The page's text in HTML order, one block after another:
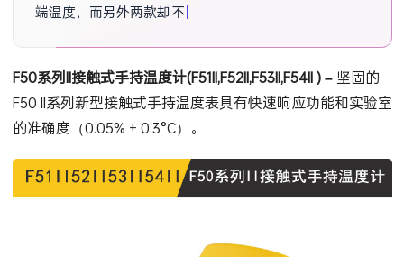
端温度，而另外两款却不行。你想知道哪款最适合你的
F50系列II接触式手持温度计(F51II,F52II,F53II,F54II ) –坚固的
F50 II系列新型接触式手持温度表具有快速响应功能和实验室